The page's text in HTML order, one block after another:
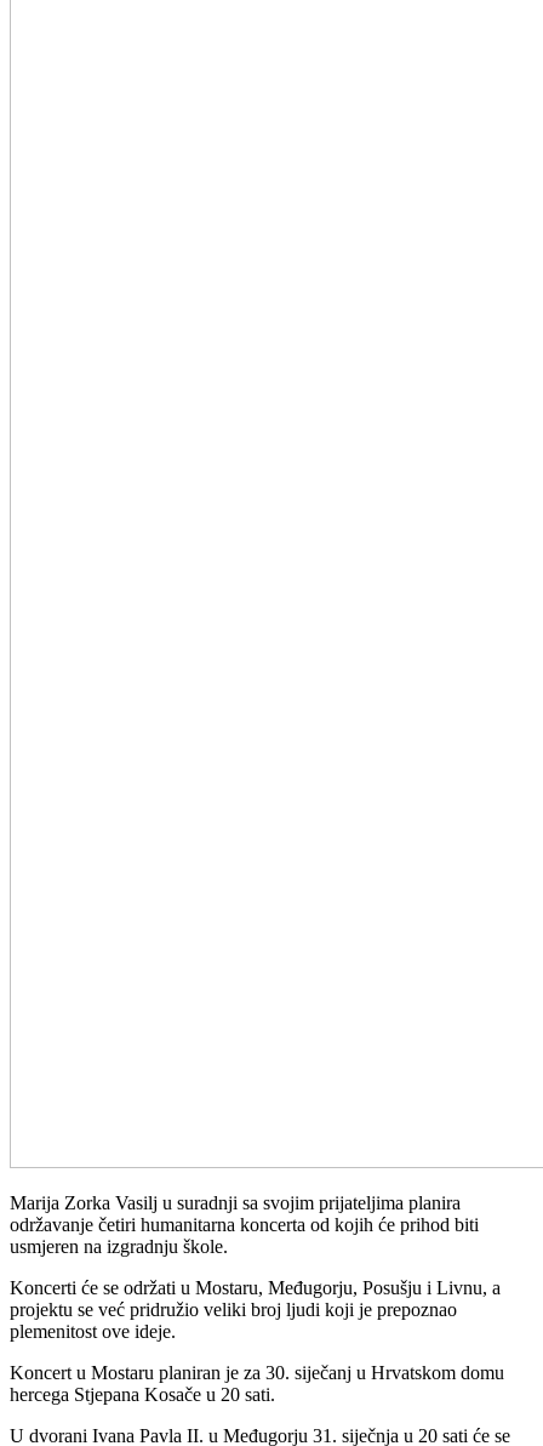
Marija Zorka Vasilj u suradnji sa svojim prijateljima planira
održavanje četiri humanitarna koncerta od kojih će prihod biti
usmjeren na izgradnju škole.
Koncerti će se održati u Mostaru, Međugorju, Posušju i Livnu, a
projektu se već pridružio veliki broj ljudi koji je prepoznao
plemenitost ove ideje.
Koncert u Mostaru planiran je za 30. siječanj u Hrvatskom domu
hercega Stjepana Kosače u 20 sati.
U dvorani Ivana Pavla II. u Međugorju 31. siječnja u 20 sati će se